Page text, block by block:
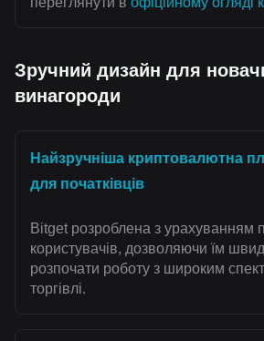
Зручний дизайн для
винагороди
Найзручніша криптовалютна
для початківців
Bitget розроблена з урахуванням
користувачів, дозволяючи їм
розпочати роботу з широким
торгівлі.